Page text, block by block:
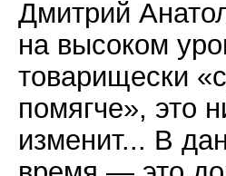
Дмитрий
на высоком
товарищески
помягче», это
изменит... В